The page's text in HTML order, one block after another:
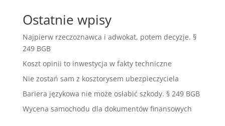
Ostatnie wpisy
Najpierw rzeczoznawca i adwokat, potem decyzje. §
249 BGB
Koszt opinii to inwestycja w fakty techniczne
Nie zostań sam z kosztorysem ubezpieczyciela
Bariera językowa nie może osłabić szkody. § 249 BGB
Wycena samochodu dla dokumentów finansowych